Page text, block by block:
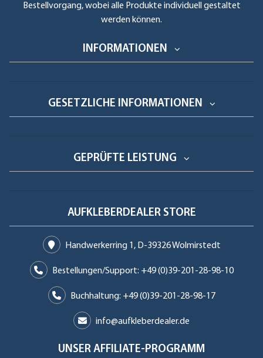
Bestellvorgang, wobei alle Produkte individuell gestaltet
werden können.
INFORMATIONEN
GESETZLICHE INFORMATIONEN
GEPRÜFTE LEISTUNG
AUFKLEBERDEALER STORE
Handwerkerring 1, D-39326 Wolmirstedt
Bestellungen/Support: +49 (0)39-201-28-98-10
Buchhaltung: +49 (0)39-201-28-98-17
info@aufkleberdealer.de
UNSER AFFILIATE-PROGRAMM